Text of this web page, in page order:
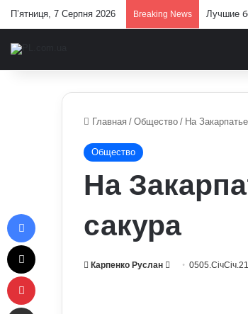
П’ятниця, 7 Серпня 2026 Breaking News Лучшие
Главная / Общество / На
Общество
На
сакура
Карпенко Руслан
Send